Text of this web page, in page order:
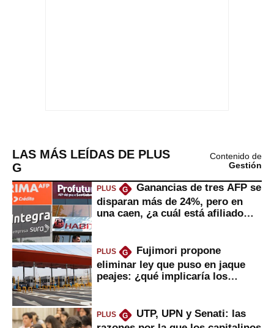
LAS MÁS LEÍDAS DE PLUS
G
Contenido de
Gestión
PLUS G
Ganancias de tres AFP se
disparan más de 24%, pero en
una caen, ¿a cuál está afiliado
PLUS G
Fujimori propone
eliminar ley que puso en jaque
peajes: ¿qué implicaría los
PLUS G
UTP, UPN y Senati: las